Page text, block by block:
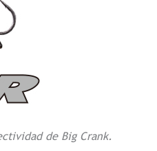
de Big Crank.